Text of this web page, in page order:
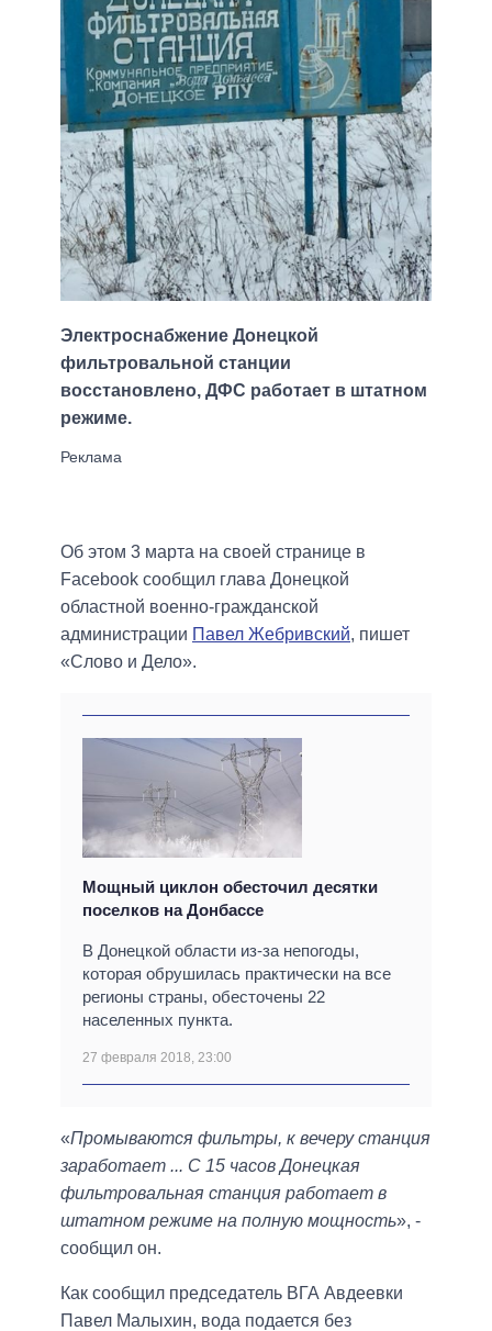
Электроснабжение Донецкой
фильтровальной станции
восстановлено, ДФС работает в штатном
режиме.
Об этом 3 марта на своей странице в
Facebook сообщил глава Донецкой
областной военно-гражданской
администрации Павел Жебривский, пишет
«Слово и Дело».
Мощный циклон обесточил десятки
поселков на Донбассе
В Донецкой области из-за непогоды,
которая обрушилась практически на все
регионы страны, обесточены 22
населенных пункта.
27 февраля 2018, 23:00
«Промываются фильтры, к вечеру станция
заработает ... С 15 часов Донецкая
фильтровальная станция работает в
штатном режиме на полную мощность», -
сообщил он.
Как сообщил председатель ВГА Авдеевки
Павел Малыхин, вода подается без